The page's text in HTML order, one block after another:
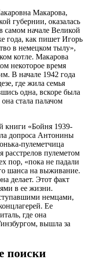
Макарова,
губернии, оказалась
самом начале Великой
года, как пишет Игорь
в немецком тылу»,
котле. Макарова
некоторое время
В начале 1942 года
где жила семья
одна, вскоре была
стала палачом
книги «Бойня 1939-
допроса Антонины
пулеметчица
расстрелов пулеметом
пор, «пока не падали
шанса на выживание.
делает. Этот факт
в ее жизни.
немцами,
Ее
где она
вышла за
поиски